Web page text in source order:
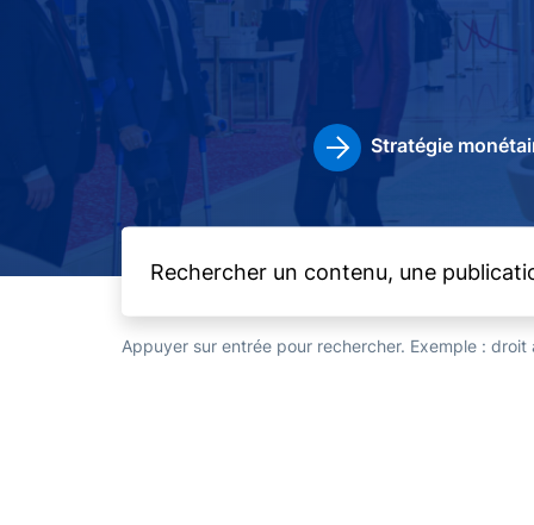
Stratégie
Appuyer sur entrée pour rechercher. Exemple : droit